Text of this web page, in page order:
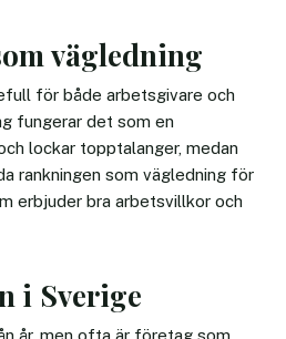
vägledning
för både arbetsgivare och
fungerar det som en
lockar topptalanger, medan
rankningen som vägledning för
erbjuder bra arbetsvillkor och
i Sverige
år, men ofta är företag som